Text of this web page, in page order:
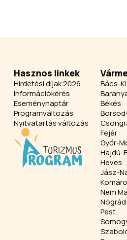
Hasznos linkek
Hirdetési díjak 2026
Információkérés
Eseménynaptár
Programváltozás
Nyitvatartás változás
Bács-
Békés
Fejér
Győr-
Hajdú-
Heves
Jász-
Nem
Nógrád
Pest